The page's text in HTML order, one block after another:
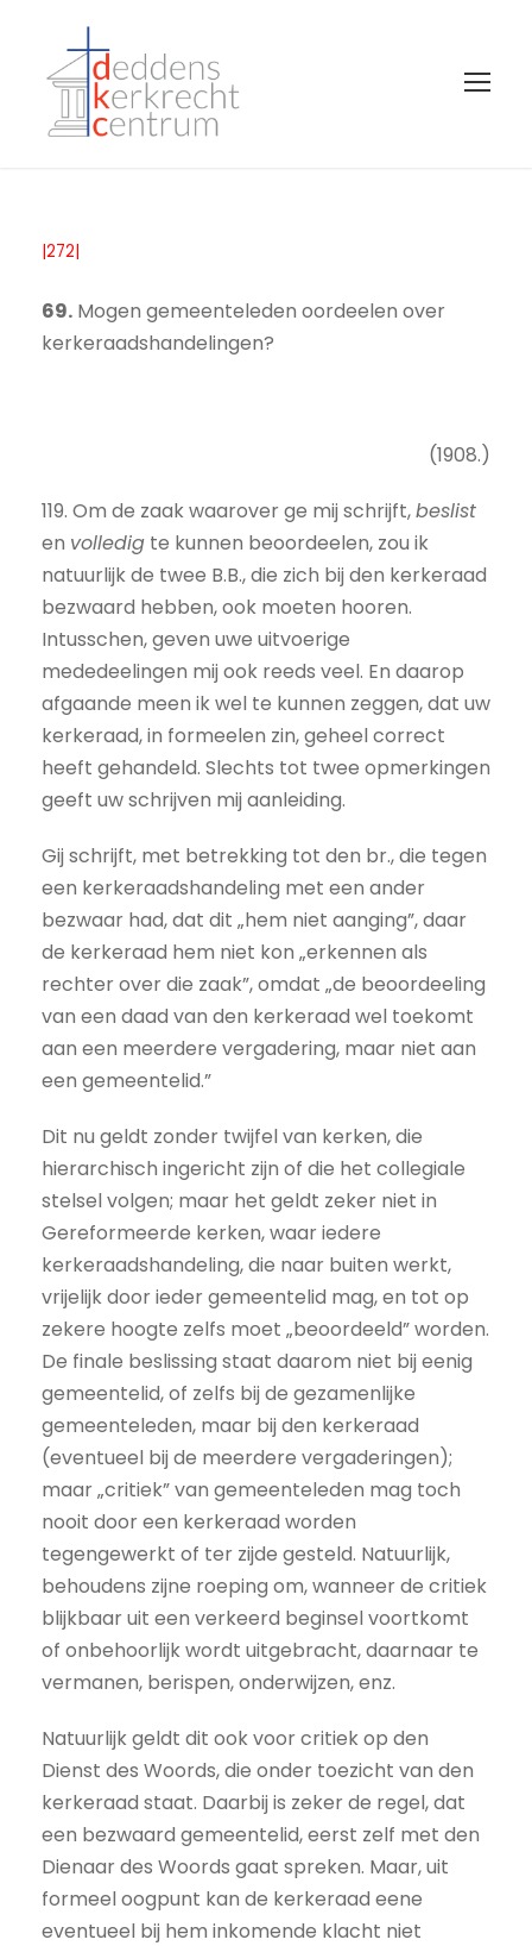
|272|
69. Mogen gemeenteleden oordeelen over
kerkeraadshandelingen?
(1908.)
119. Om de zaak waarover ge mij schrijft,beslist
en volledig te kunnen beoordeelen, zou ik
natuurlijk de twee B.B., die zich bij den kerkeraad
bezwaard hebben, ook moeten hooren.
Intusschen, geven uwe uitvoerige
mededeelingen mij ook reeds veel. En daarop
afgaande meen ik wel te kunnen zeggen, dat uw
kerkeraad, in formeelen zin, geheel correct
heeft gehandeld. Slechts tot twee opmerkingen
geeft uw schrijven mij aanleiding.
Gij schrijft, met betrekking tot den br., die tegen
een kerkeraadshandeling met een ander
bezwaar had, dat dit „hem niet aanging”, daar
de kerkeraad hem niet kon „erkennen als
rechter over die zaak”, omdat „de beoordeeling
van een daad van den kerkeraad wel toekomt
aan een meerdere vergadering, maar niet aan
een gemeentelid.”
Dit nu geldt zonder twijfel van kerken, die
hierarchisch ingericht zijn of die het collegiale
stelsel volgen; maar het geldt zeker niet in
Gereformeerde kerken, waar iedere
kerkeraadshandeling, die naar buiten werkt,
vrijelijk door ieder gemeentelid mag, en tot op
zekere hoogte zelfs moet „beoordeeld” worden.
De finale beslissing staat daarom niet bij eenig
gemeentelid, of zelfs bij de gezamenlijke
gemeenteleden, maar bij den kerkeraad
(eventueel bij de meerdere vergaderingen);
maar „critiek” van gemeenteleden mag toch
nooit door een kerkeraad worden
tegengewerkt of ter zijde gesteld. Natuurlijk,
behoudens zijne roeping om, wanneer de critiek
blijkbaar uit een verkeerd beginsel voortkomt
of onbehoorlijk wordt uitgebracht, daarnaar te
vermanen, berispen, onderwijzen, enz.
Natuurlijk geldt dit ook voor critiek op den
Dienst des Woords, die onder toezicht van den
kerkeraad staat. Daarbij is zeker de regel, dat
een bezwaard gemeentelid, eerst zelf met den
Dienaar des Woords gaat spreken. Maar, uit
formeel oogpunt kan de kerkeraad eene
eventueel bij hem inkomende klacht niet